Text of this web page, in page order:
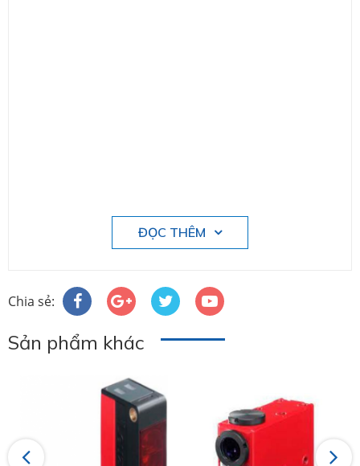
ĐỌC THÊM
Chia sẻ:
Sản phẩm khác
Previous Next